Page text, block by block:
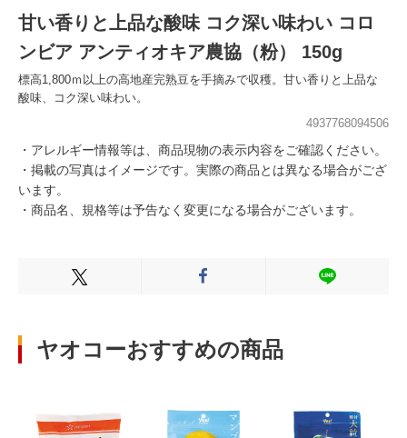
甘い香りと上品な酸味 コク深い味わい コロ
ンビア アンティオキア農協（粉） 150g
標高1,800ｍ以上の高地産完熟豆を手摘みで収穫。甘い香りと上品な
酸味、コク深い味わい。
4937768094506
・アレルギー情報等は、商品現物の表示内容をご確認ください。
・掲載の写真はイメージです。実際の商品とは異なる場合がござ
います。
・商品名、規格等は予告なく変更になる場合がございます。
Xでシェアする FacebookでシェアするLINEでシェ
ヤオコーおすすめの商品